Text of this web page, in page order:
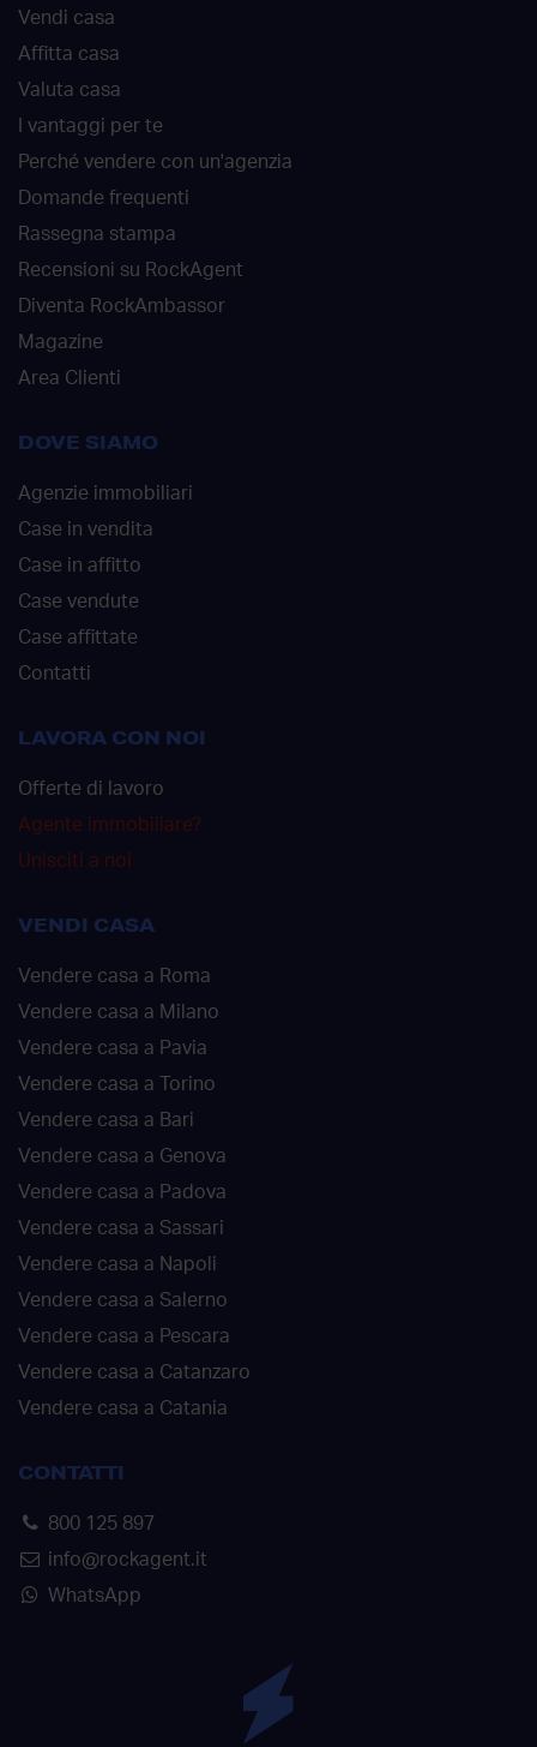
Vendi casa
Affitta casa
Valuta casa
I vantaggi per te
Perché vendere con un'agenzia
Domande frequenti
Rassegna stampa
Recensioni su RockAgent
Diventa RockAmbassor
Magazine
Area Clienti
DOVE SIAMO
Agenzie immobiliari
Case in vendita
Case in affitto
Case vendute
Case affittate
Contatti
LAVORA CON NOI
Offerte di lavoro
Agente immobiliare?
Unisciti a noi
VENDI CASA
Vendere casa a Roma
Vendere casa a Milano
Vendere casa a Pavia
Vendere casa a Torino
Vendere casa a Bari
Vendere casa a Genova
Vendere casa a Padova
Vendere casa a Sassari
Vendere casa a Napoli
Vendere casa a Salerno
Vendere casa a Pescara
Vendere casa a Catanzaro
Vendere casa a Catania
CONTATTI
800 125 897
info@rockagent.it
WhatsApp